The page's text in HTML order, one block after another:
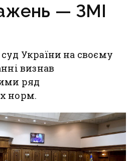
— ЗМІ
України на своєму
визнав
ряд
норм.